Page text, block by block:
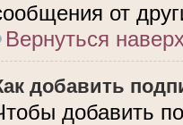
от
Вернуться
добавить
добавить